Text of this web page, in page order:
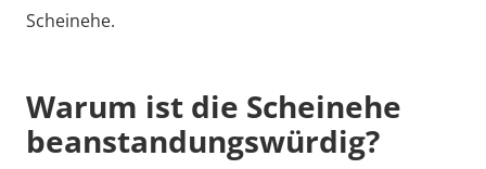
Scheinehe.
Warum ist die Scheinehe
beanstandungswürdig?